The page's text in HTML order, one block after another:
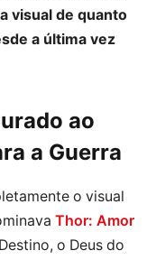
visual de quanto
a última vez
ao
a Guerra
o visual
Thor: Amor
o Deus do